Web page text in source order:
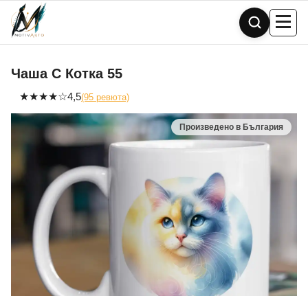
Skip
content
Чаша С Котка 55
★★★★☆4,5(95 ревюта)